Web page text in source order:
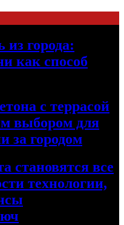
из города:
как способ
с террасой
выбором для
за городом
становятся все
технологии,